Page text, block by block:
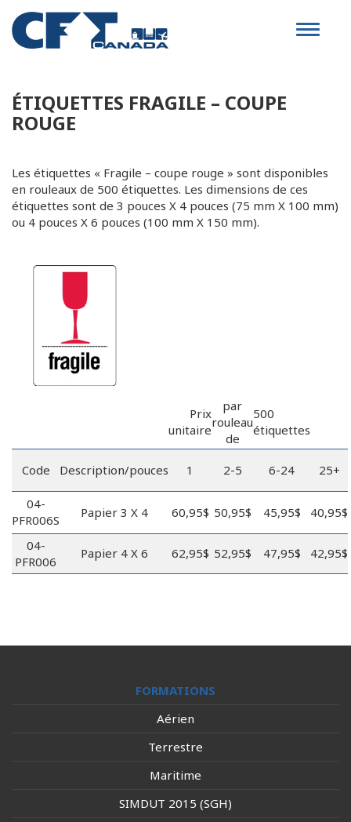
Toggle
ÉTIQUETTES FRAGILE – COUPE
ROUGE
Les étiquettes « Fragile – coupe rouge » sont disponibles
en rouleaux de 500 étiquettes. Les dimensions de ces
étiquettes sont de 3 pouces X 4 pouces (75 mm X 100 mm)
ou 4 pouces X 6 pouces (100 mm X 150 mm).
Prix
unitaire
par
rouleau
de
500
étiquettes
Code Description/pouces 1 2-5 6-24 25+
04-
PFR006S
Papier 3 X 4 60,95$ 50,95$ 45,95$ 40,95$
04-
PFR006
Papier 4 X 6 62,95$ 52,95$ 47,95$ 42,95$
FORMATIONS
Aérien
Terrestre
Maritime
SIMDUT 2015 (SGH)